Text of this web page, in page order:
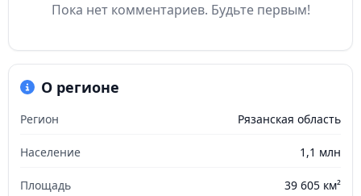
Пока нет комментариев. Будьте первым!
О регионе
Регион Рязанская область
Население 1,1 млн
Площадь 39 605 км²